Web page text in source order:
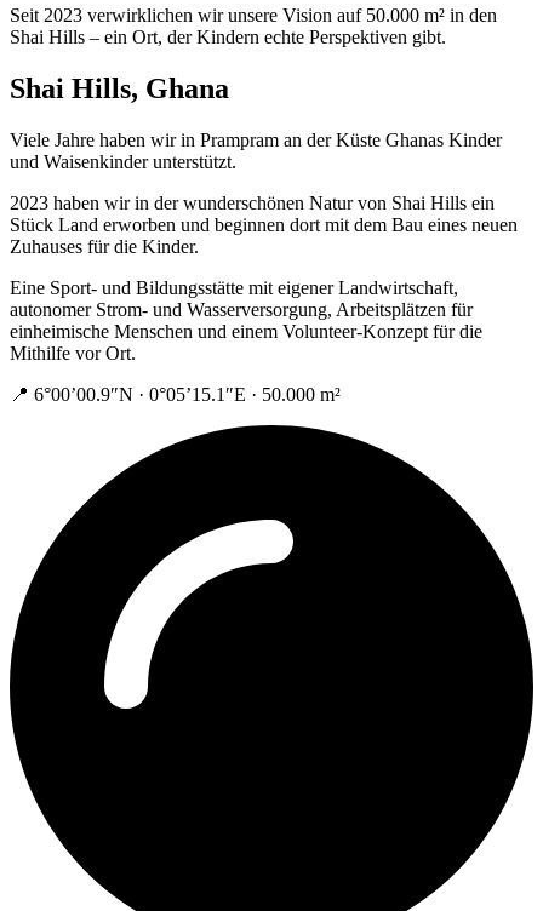
Seit 2023 verwirklichen wir unsere Vision auf 50.000 m² in den
Shai Hills – ein Ort, der Kindern echte Perspektiven gibt.
Shai Hills, Ghana
Viele Jahre haben wir in Prampram an der Küste Ghanas Kinder
und Waisenkinder unterstützt.
2023 haben wir in der wunderschönen Natur von Shai Hills ein
Stück Land erworben und beginnen dort mit dem Bau eines neuen
Zuhauses für die Kinder.
Eine Sport- und Bildungsstätte mit eigener Landwirtschaft,
autonomer Strom- und Wasserversorgung, Arbeitsplätzen für
einheimische Menschen und einem Volunteer-Konzept für die
Mithilfe vor Ort.
📍 6°00’00.9″N · 0°05’15.1″E · 50.000 m²